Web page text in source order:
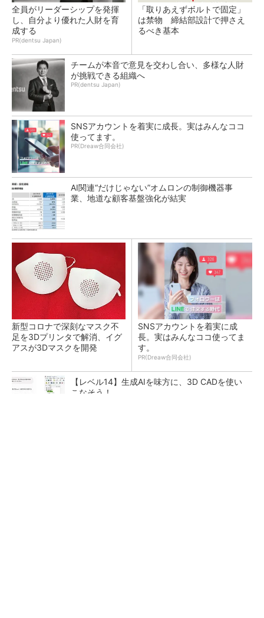
全員がリーダーシップを発揮
し、自分より優れた人財を育
成する
PR(dentsu Japan)
「取りあえずボルトで固定」
は禁物 締結部設計で押さえ
るべき基本
チームが本音で意見を交わし合い、多様な人財
が挑戦できる組織へ
PR(dentsu Japan)
SNSアカウントを着実に成長。実はみんなココ
使ってます。
PR(Dreaw合同会社)
AI関連“だけじゃない”オムロンの制御機器事
業、地道な顧客基盤強化が結実
新型コロナで深刻なマスク不
足を3Dプリンタで解消、イグ
アスが3Dマスクを開発
SNSアカウントを着実に成
長。実はみんなココ使ってま
す。
PR(Dreaw合同会社)
【レベル14】生成AIを味方に、3D CADを使い
こなそう！